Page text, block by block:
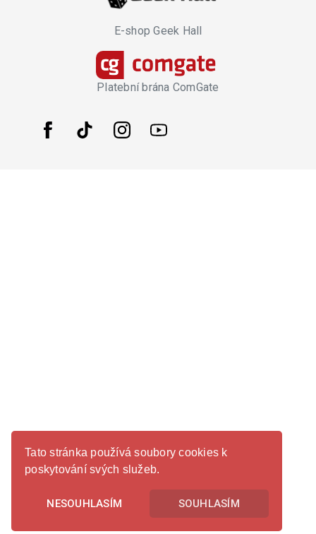
Tato stránka používá soubory cookies k
poskytování svých služeb.
NESOUHLASÍM SOUHLASÍM
E-shop Geek Hall
Platební brána ComGate